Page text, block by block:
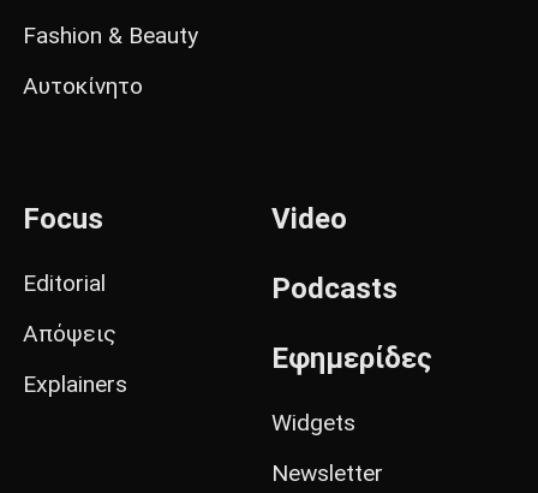
Fashion & Beauty
Αυτοκίνητο
Focus
Editorial
Απόψεις
Explainers
Video
Podcasts
Εφημερίδες
Widgets
Newsletter